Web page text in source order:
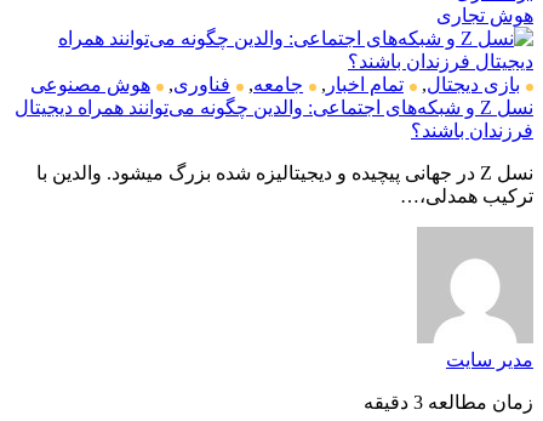
هوش تجاری
بازی دیجتال, تمام اخبار , جامعه, فناوری,
هوش مصنوعی
نسل Z و شبکه‌های اجتماعی: والدین چگونه می‌توانند همراه دیجیتال
فرزندان باشند؟
نسل Z در جهانی پیچیده و دیجیتالیزه شده بزرگ میشود. والدین با
ترکیب همدلی،…
مدیر سایت
زمان مطالعه 3 دقیقه